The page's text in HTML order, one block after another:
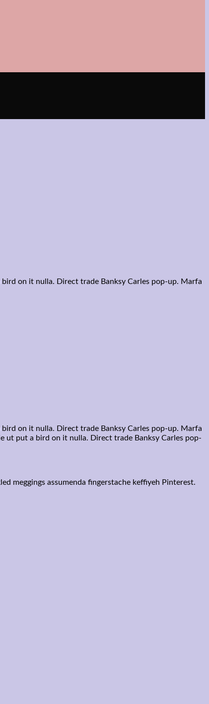
on it nulla. Direct trade Banksy Carles pop-up. Marfa
on it nulla. Direct trade Banksy Carles pop-up. Marfa
ut put a bird on it nulla. Direct trade Banksy Carles pop-
meggings assumenda fingerstache keffiyeh Pinterest.